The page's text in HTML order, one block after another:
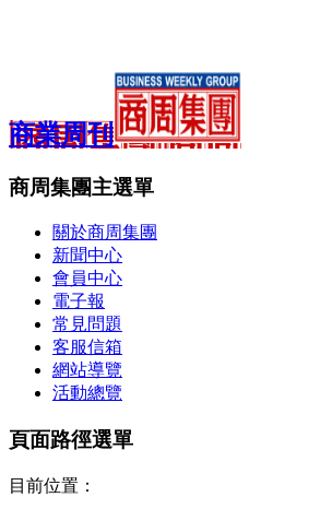
商業周刊
商周集團主選單
關於商周集團
新聞中心
會員中心
電子報
常見問題
客服信箱
網站導覽
活動總覽
頁面路徑選單
目前位置：